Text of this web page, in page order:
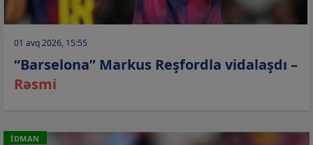
01 avq 2026, 15:55
“Barselona” Markus Reşfordla vidalaşdı –
Rəsmi
İDMAN